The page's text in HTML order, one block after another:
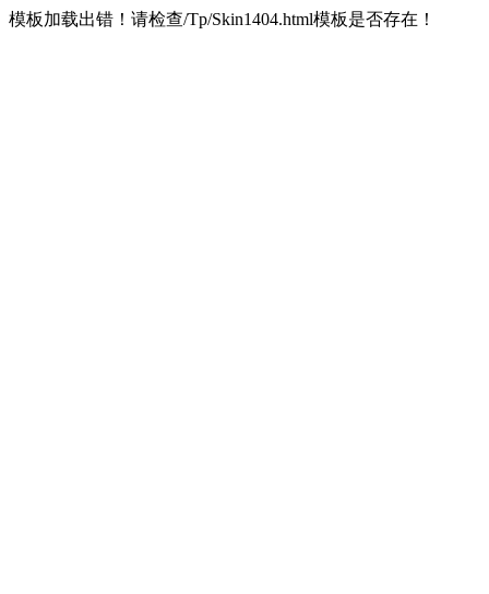
模板加载出错！请检查/Tp/Skin1404.html模板是否存在！